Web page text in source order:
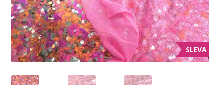
SLEVA